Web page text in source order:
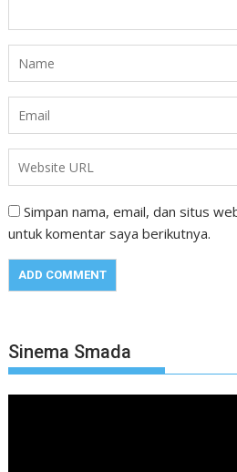
Simpan nama, email, dan situs
untuk komentar saya berikutnya.
Sinema Smada